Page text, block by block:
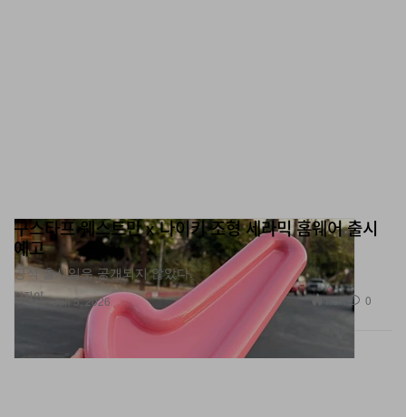
디자인
구스타프 웨스트만 x 나이키 조형 세라믹 홈웨어 출시
예고
공식 출시일은 공개되지 않았다.
Jun 5, 2026 1.8K 0